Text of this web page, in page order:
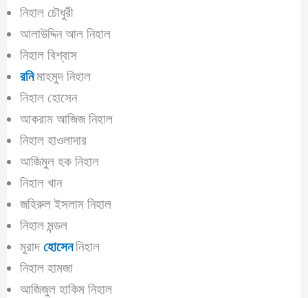
নিহাল চৌধুরী
আলাউদ্দিন আল নিহাল
নিহাল বিশ্বাস
রনিমাহমুদ নিহাল
নিহাল হোসেন
আকরাম আজিজ নিহাল
নিহাল হাওলাদার
আজিমুল হক নিহাল
নিহাল খান
জহিরুল ইসলাম নিহাল
নিহাল মন্ডল
মুরাদহোসেননিহাল
নিহাল হামজা
আজিজুল হাকিম নিহাল